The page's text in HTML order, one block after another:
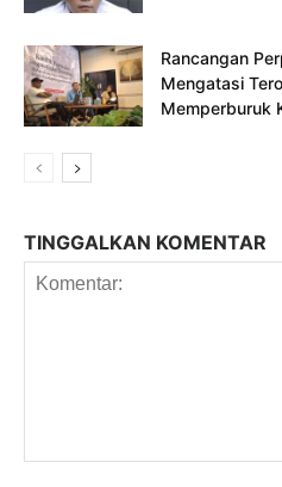
Rancangan
Mengatasi
Memperburuk
TINGGALKAN KOMENTAR